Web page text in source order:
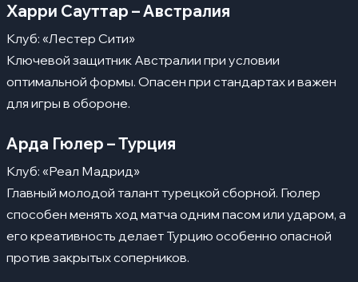
Харри Сауттар – Австралия
Клуб: «Лестер Сити»
Ключевой защитник Австралии при условии
оптимальной формы. Опасен при стандартах и важен
для игры в обороне.
Арда Гюлер – Турция
Клуб: «Реал Мадрид»
Главный молодой талант турецкой сборной. Гюлер
способен менять ход матча одним пасом или ударом, а
его креативность делает Турцию особенно опасной
против закрытых соперников.